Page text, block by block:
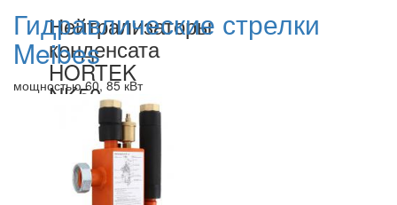
Нейтрализаторы
конденсата
HORTEK
NK50
Гидравлические стрелки
Meibes
мощностью 60, 85 кВт